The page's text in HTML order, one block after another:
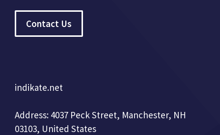
Contact Us
indikate.net
Address: 4037 Peck Street, Manchester, NH
03103, United States